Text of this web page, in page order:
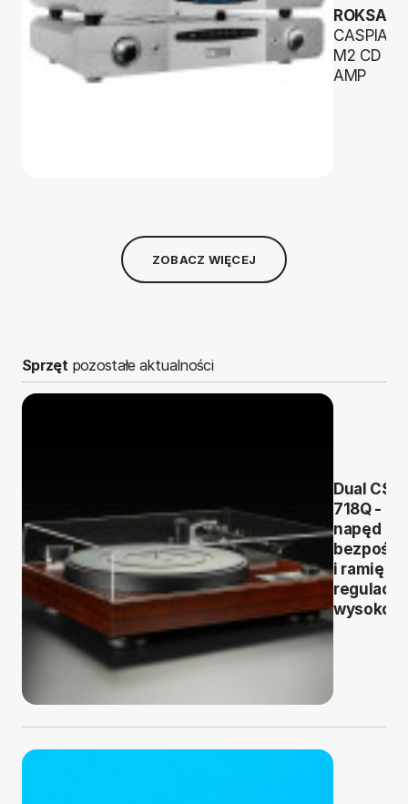
ROKSAN
CASPIAN
M2 CD +
AMP
ZOBACZ WIĘCEJ
Sprzęt pozostałe aktualności
Dual CS
718Q -
napęd
i ramię z
regulacją